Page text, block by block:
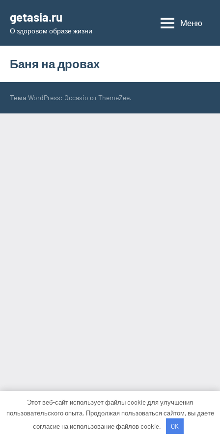
содержимому
getasia.ru
О здоровом образе жизни
Меню
Баня на дровах
Тема WordPress: Occasio от ThemeZee.
Этот веб-сайт использует файлы cookie для улучшения
пользовательского опыта. Продолжая пользоваться сайтом, вы даете
согласие на использование файлов cookie.
OK